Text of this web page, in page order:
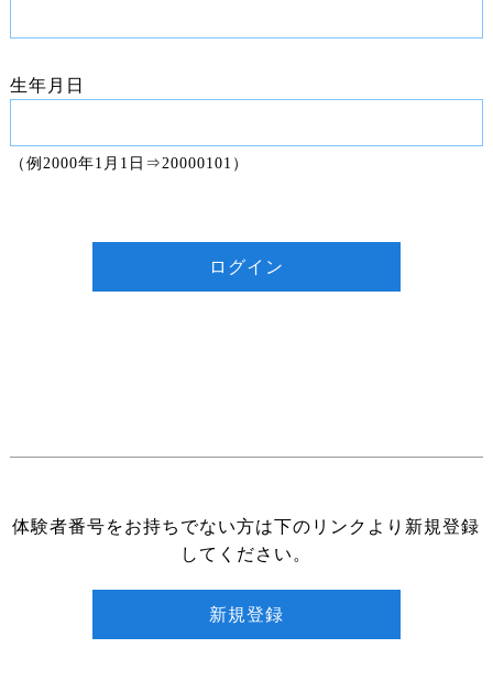
生年月日
（例2000年1月1日⇒20000101）
体験者番号をお持ちでない方は下のリンクより新規登録
してください。
新規登録